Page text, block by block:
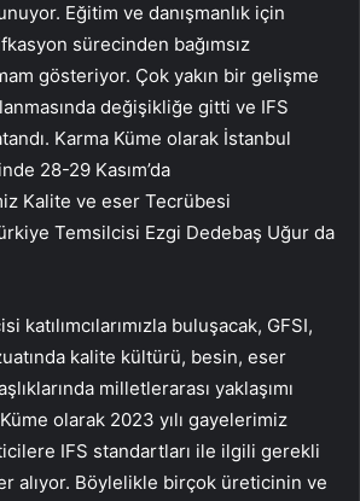
Eğitim ve danışmanlık için
sürecinden bağımsız
gösteriyor. Çok yakın bir gelişme
değişikliğe gitti ve IFS
Karma Küme olarak İstanbul
28-29 Kasım’da
Kalite ve eser Tecrübesi
Temsilcisi Ezgi Dedebaş Uğur da
katılımcılarımızla buluşacak, GFSI,
kalite kültürü, besin, eser
milletlerarası yaklaşımı
olarak 2023 yılı gayelerimiz
IFS standartları ile ilgili gerekli
alıyor. Böylelikle birçok üreticinin ve